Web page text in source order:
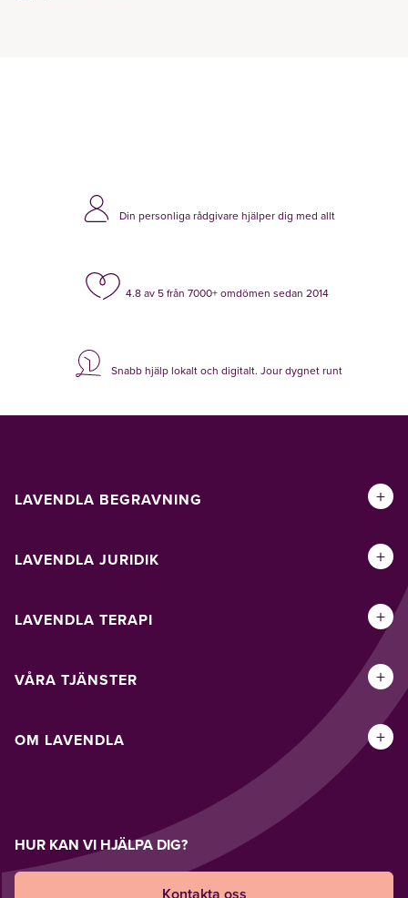
Din personliga rådgivare hjälper dig med allt
4.8 av 5 från 7000+ omdömen sedan 2014
Snabb hjälp lokalt och digitalt. Jour dygnet runt
LAVENDLA BEGRAVNING +
LAVENDLA JURIDIK +
LAVENDLA TERAPI +
VÅRA TJÄNSTER +
OM LAVENDLA +
HUR KAN VI HJÄLPA DIG?
Kontakta oss